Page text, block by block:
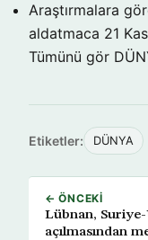
Araştırmalara
aldatmaca 21
Tümünü gör
Etiketler: DÜNYA
← ÖNCEKI
Lübnan, Suriye-
açılmasından